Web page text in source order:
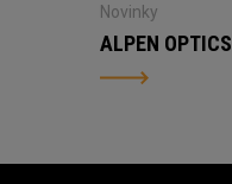
Novinky
ALPEN OPTICS